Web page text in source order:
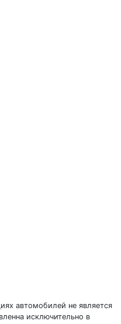
автомобилей не является
исключительно в